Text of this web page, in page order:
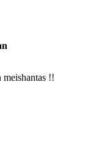
meishantas !!